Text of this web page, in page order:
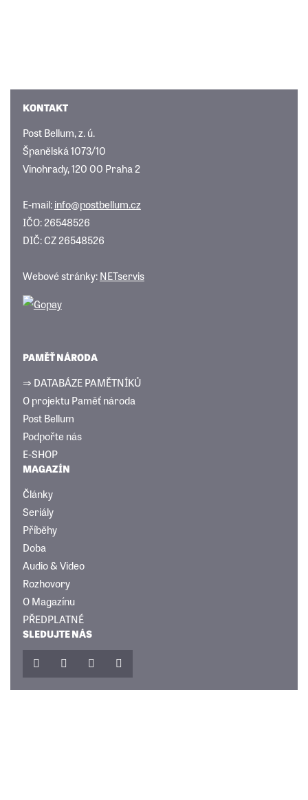
KONTAKT
Post Bellum, z. ú.
Španělská 1073/10
Vinohrady, 120 00 Praha 2
E-mail:info@postbellum.cz
IČO: 26548526
DIČ: CZ 26548526
Webové stránky:NETservis
PAMĚŤ NÁRODA
⇒ DATABÁZE PAMĚTNÍKŮ
O projektu Paměť národa
Post Bellum
Podpořte nás
E-SHOP
MAGAZÍN
Články
Seriály
Příběhy
Doba
Audio & Video
Rozhovory
O Magazínu
PŘEDPLATNÉ
SLEDUJTE NÁS